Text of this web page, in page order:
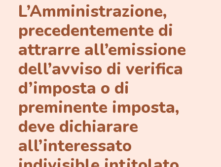
L’Amministrazione,
precedentemente di
attrarre all’emissione
dell’avviso di verifica
d’imposta o di
preminente imposta,
deve dichiarare
all’interessato